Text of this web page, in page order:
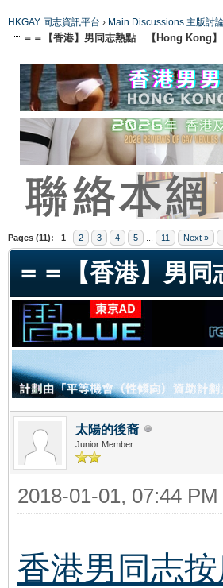
HKGAY 同志資訊平台 › Main Discussions 主版討
＝＝【香港】男同志熱點 【Hong Kong
Pages (11): 1 2 3 4 5 11 Next »
＝＝【香港】男
太陽的後裔
Junior Member
2018-01-01, 07:44 PM
香港男同志